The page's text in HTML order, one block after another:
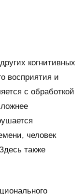
когнитивных
восприятия и
с обработкой
человек
также